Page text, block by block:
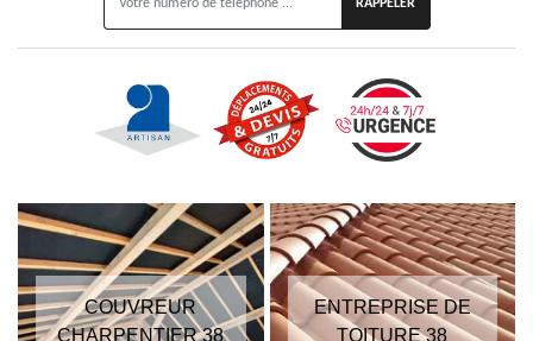
COUVREUR
CHARPENTIER 38
ENTREPRISE DE
TOITURE 38